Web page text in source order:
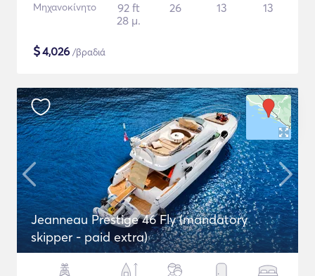
Μηχανοκίνητο
92 ft
28 μ.
26 13 13
$4,026 /βραδιά
Jeanneau Prestige 46 Fly (mandatory
skipper - paid extra)